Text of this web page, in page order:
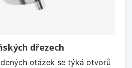
dřezech
otázek se týká otvorů